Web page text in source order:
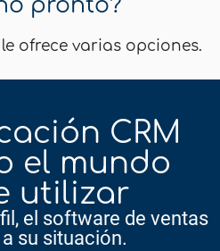
pronto?
ofrece varias opciones.
CRM
el mundo
utilizar
el software de ventas
su situación.